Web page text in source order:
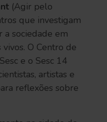
(Agir pelo
que investigam
a sociedade em
vivos. O Centro de
e o Sesc 14
artistas e
reflexões sobre